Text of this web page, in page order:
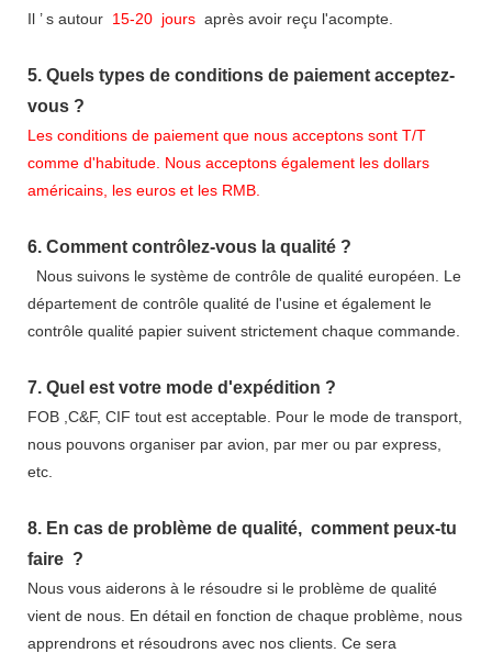
Il ’s autour 15-20 jours après avoir reçu l'acompte.
5. Quels types de conditions de paiement acceptez-
vous ?
Les conditions de paiement que nous acceptons sont T/T
comme d'habitude. Nous acceptons également les dollars
américains, les euros et les RMB.
6. Comment contrôlez-vous la qualité ?
Nous suivons le système de contrôle de qualité européen. Le
département de contrôle qualité de l'usine et également le
contrôle qualité papier suivent strictement chaque commande.
7. Quel est votre mode d'expédition ?
FOB ,C&F, CIF tout est acceptable. Pour le mode de transport,
nous pouvons organiser par avion, par mer ou par express,
etc.
8. En cas de problème de qualité, comment peux-tu
faire ?
Nous vous aiderons à le résoudre si le problème de qualité
vient de nous. En détail en fonction de chaque problème, nous
apprendrons et résoudrons avec nos clients. Ce sera